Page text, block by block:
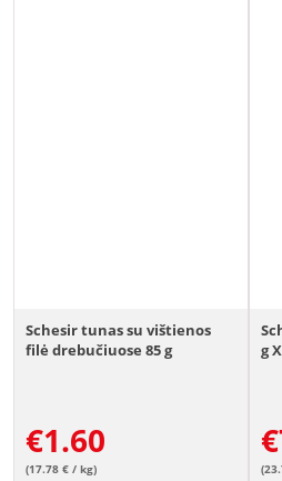
Schesir tunas su vištienos
filė drebučiuose 85 g
€1.60
(17.78 € / kg)
g
€